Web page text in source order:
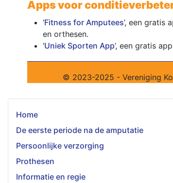
Home
De eerste periode na de amputatie
Persoonlijke verzorging
Prothesen
Informatie en regie
Apps voor
‘Fitness for Amputees’, een gratis
en orthesen.
‘Uniek Sporten App’, een gratis
© 2023-2025 - Vereniging